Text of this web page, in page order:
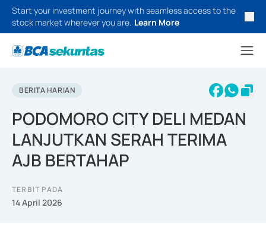
Start your investment journey with seamless access to the
stock market wherever you are. Learn More
BERITA HARIAN
PODOMORO CITY DELI MEDAN
LANJUTKAN SERAH TERIMA
AJB BERTAHAP
TERBIT PADA
14 April 2026